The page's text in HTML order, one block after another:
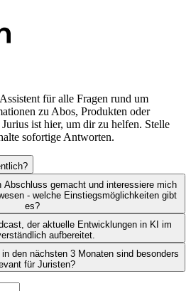
für alle Fragen rund um
zu Abos, Produkten oder
ist hier, um dir zu helfen. Stelle
sofortige Antworten.
- welche Einstiegsmöglichkeiten gibt
es?
aufbereitet.
für Juristen?